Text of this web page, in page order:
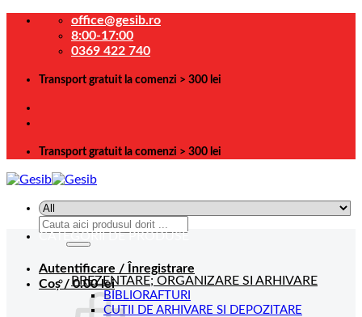
Skip
office@gesib.ro
8:00-17:00
0369 422 740
Transport gratuit la comenzi > 300 lei
Transport gratuit la comenzi > 300 lei
Caută
Autentificare / Înregistrare
Coș /0.00lei
CATEGORII DE PRODUSE
PREZENTARE; ORGANIZARE SI ARHIVARE
BIBLIORAFTURI
CUTII DE ARHIVARE SI DEPOZITARE